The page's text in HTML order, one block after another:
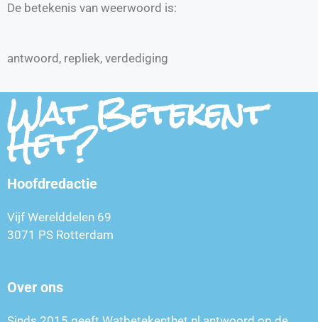
De betekenis van weerwoord is:
antwoord, repliek, verdediging
Wat Betekent
Het?
Hoofdredactie
Vijf Werelddelen 69
3071 PS Rotterdam
Over ons